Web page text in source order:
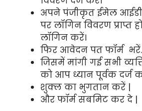
अपने पंजीकृत ईमेल
पर लॉगिन विवरण प्राप्त
लॉगिन करें।
फिर आवेदन पत फॉर्म भरें.
जिसमें मांगी गई सभी
को आप ध्यान पूर्वक दर्ज
शुक्ल का भुगतान करें |
और फॉर्म सबमिट कर दे |